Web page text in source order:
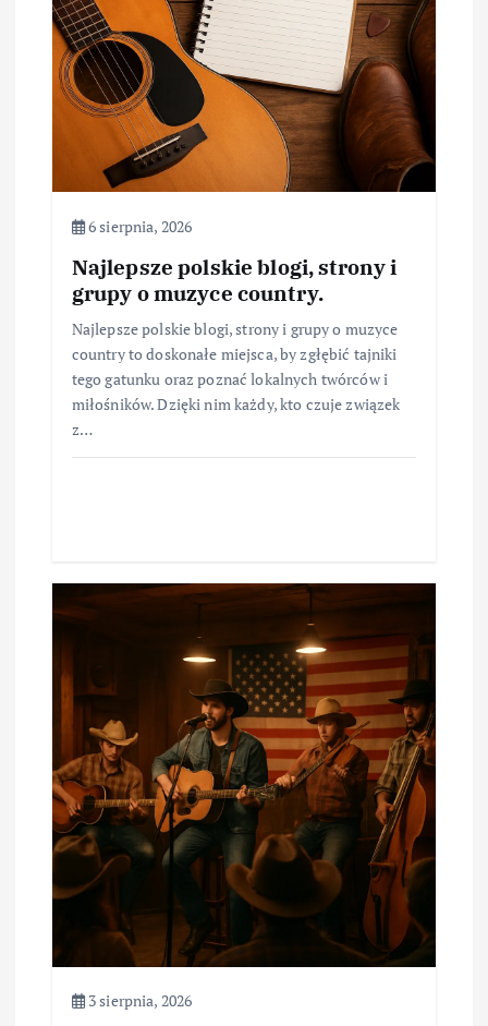
6 sierpnia, 2026
Najlepsze polskie blogi, strony i
grupy o muzyce country.
Najlepsze polskie blogi, strony i grupy o muzyce
country to doskonałe miejsca, by zgłębić tajniki
tego gatunku oraz poznać lokalnych twórców i
miłośników. Dzięki nim każdy, kto czuje związek
z…
3 sierpnia, 2026